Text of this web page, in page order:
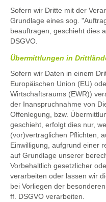
Sofern wir Dritte mit der
Grundlage eines sog.
beauftragen, geschieht dies
DSGVO.
Übermittlungen in
Sofern wir Daten in einem
Europäischen Union (EU)
Wirtschaftsraums (EWR))
der Inanspruchnahme von
Offenlegung, bzw.
geschieht, erfolgt dies nur,
(vor)vertraglichen Pflichten,
Einwilligung, aufgrund einer
auf Grundlage unserer
Vorbehaltlich gesetzlicher
verarbeiten oder lassen wir
bei Vorliegen der
ff. DSGVO verarbeiten.